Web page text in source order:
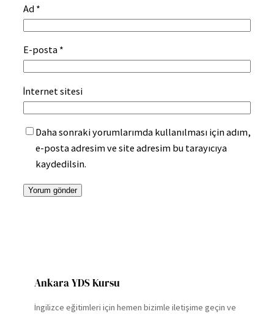
Ad *
E-posta *
İnternet sitesi
Daha sonraki yorumlarımda kullanılması için adım,
e-posta adresim ve site adresim bu tarayıcıya
kaydedilsin.
Ankara YDS Kursu
İngilizce eğitimleri için hemen bizimle iletişime geçin ve